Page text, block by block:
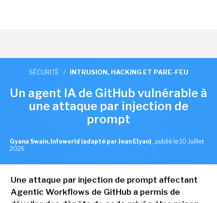
SÉCURITÉ / INTRUSION, HACKING ET PARE-FEU
Un agent IA de GitHub vulnérable à
une attaque par injection de
prompt
Gyana Swain, Infoworld (adapté par Jean Elyan) , publié le 10 Juillet
2026
Une attaque par injection de prompt affectant
Agentic Workflows de GitHub a permis de